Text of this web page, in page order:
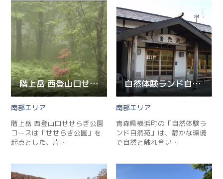
階上岳 西登山口せせらぎ公園コース
南部
階上岳 西登山口せせらぎ公園
コースは「せせらぎ公園」を
起点とした、片…
自然体験ランド自然苑
南部
青森県横浜町の「自然体験ラ
ンド自然苑」は、静かな環境
で自然と触れ合い…